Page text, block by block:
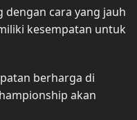
cara yang jauh
kesempatan untuk
berharga di
akan